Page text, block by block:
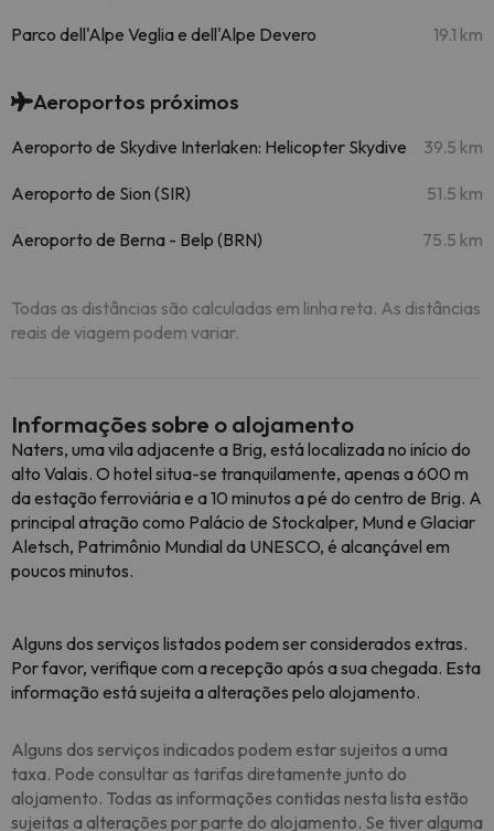
Parco dell'Alpe Veglia e dell'Alpe Devero 19.1 km
Aeroportos próximos
Aeroporto de Skydive Interlaken: Helicopter Skydive 39.5 km
Aeroporto de Sion (SIR) 51.5 km
Aeroporto de Berna - Belp (BRN) 75.5 km
Todas as distâncias são calculadas em linha reta. As distâncias
reais de viagem podem variar.
Informações sobre o alojamento
Naters, uma vila adjacente a Brig, está localizada no início do
alto Valais. O hotel situa-se tranquilamente, apenas a 600 m
da estação ferroviária e a 10 minutos a pé do centro de Brig. A
principal atração como Palácio de Stockalper, Mund e Glaciar
Aletsch, Patrimônio Mundial da UNESCO, é alcançável em
poucos minutos.
Alguns dos serviços listados podem ser considerados extras.
Por favor, verifique com a recepção após a sua chegada. Esta
informação está sujeita a alterações pelo alojamento.
Alguns dos serviços indicados podem estar sujeitos a uma
taxa. Pode consultar as tarifas diretamente junto do
alojamento. Todas as informações contidas nesta lista estão
sujeitas a alterações por parte do alojamento. Se tiver alguma